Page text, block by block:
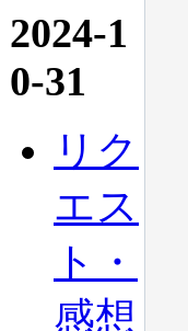
2024-1
0-31
リク
エス
ト・
感想